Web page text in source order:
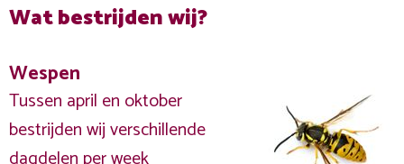
Wat bestrijden wij?
Wespen
Tussen april en oktober
bestrijden wij verschillende